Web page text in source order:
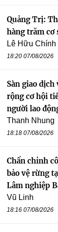
Quảng Trị:
hàng trăm cơ
Lê Hữu Chính
18:20 07/08/2026
Sàn giao dịch
rộng cơ hội
người lao
Thanh Nhung
18:18 07/08/2026
Chấn chỉnh
bảo vệ rừng
Lâm nghiệp
Vũ Linh
18:16 07/08/2026